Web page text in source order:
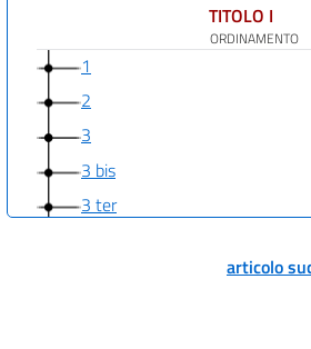
TITOLO I
ORDINAMENTO
1
2
3
3 bis
3 ter
articolo